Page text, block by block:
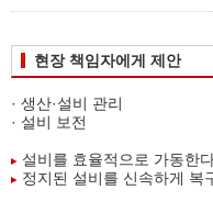
현장 책임자에게 제안
· 생산·설비 관리
· 설비 보전
설비를 효율적으로 가동한
정지된 설비를 신속하게 복